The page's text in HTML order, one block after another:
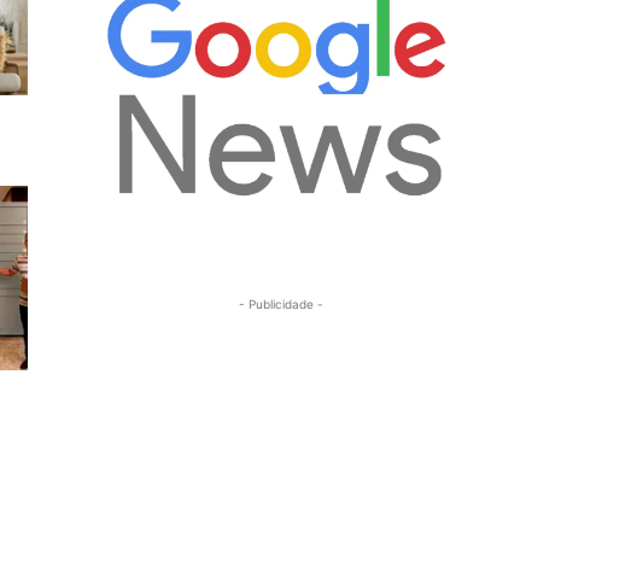
- Publicidade -